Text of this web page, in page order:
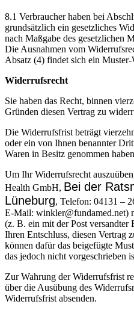
8.1 Verbraucher haben bei
grundsätzlich ein gesetzliches
nach Maßgabe des gesetzlichen
Die Ausnahmen vom
Absatz (4) findet sich ein
Widerrufsrecht
Sie haben das Recht, binnen
Gründen diesen Vertrag zu
Die Widerrufsfrist beträgt
oder ein von Ihnen benannter
Waren in Besitz genommen
Um Ihr Widerrufsrecht
Health GmbH, Bei der
Lüneburg, Telefon: 04131 –
E-Mail: winkler@fundamed.net)
(z. B. ein mit der Post
Ihren Entschluss, diesen Vertrag
können dafür das beigefügte
das jedoch nicht vorgeschrieben
Zur Wahrung der Widerrufsfrist
über die Ausübung des
Widerrufsfrist absenden.